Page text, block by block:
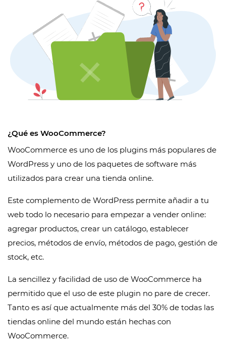
¿Qué es WooCommerce?
WooCommerce es uno de los plugins más populares de
WordPress y uno de los paquetes de software más
utilizados para crear una tienda online.
Este complemento de WordPress permite añadir a tu
web todo lo necesario para empezar a vender online:
agregar productos, crear un catálogo, establecer
precios, métodos de envío, métodos de pago, gestión de
stock, etc.
La sencillez y facilidad de uso de WooCommerce ha
permitido que el uso de este plugin no pare de crecer.
Tanto es así que actualmente más del 30% de todas las
tiendas online del mundo están hechas con
WooCommerce.